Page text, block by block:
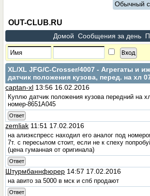
Обычный
OUT-CLUB.RU
Домой Сообщения за день
XL/XL JFG/C-Crosser/4007 - Агрегаты и
датчик положения кузова, перед. на хл
captan-xl 13:56 16.02.2016
Куплю датчик положения кузова передний на
номер-8651А045
Ответ
zemliak 11:51 17.02.2016
на алиэкспресс находил его аналог под
7т. с пересылом стоит, если не к спеху
(цена гуманная от оригинала)
Ответ
Штурмбаннфюрер 14:57 17.02.2016
на авито за 5000 в мск и спб продают
Ответ